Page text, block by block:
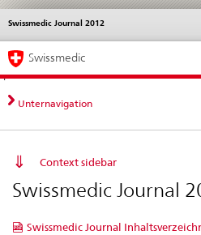
Direct
navigation:
news,
legal
contact
News &
standards
Swissmedic Journal 2012
Languages
Service
Main
Navigation
Swissmedic
Unternavigation
Context sidebar
Swissmedic Journal
Swissmedic Journal